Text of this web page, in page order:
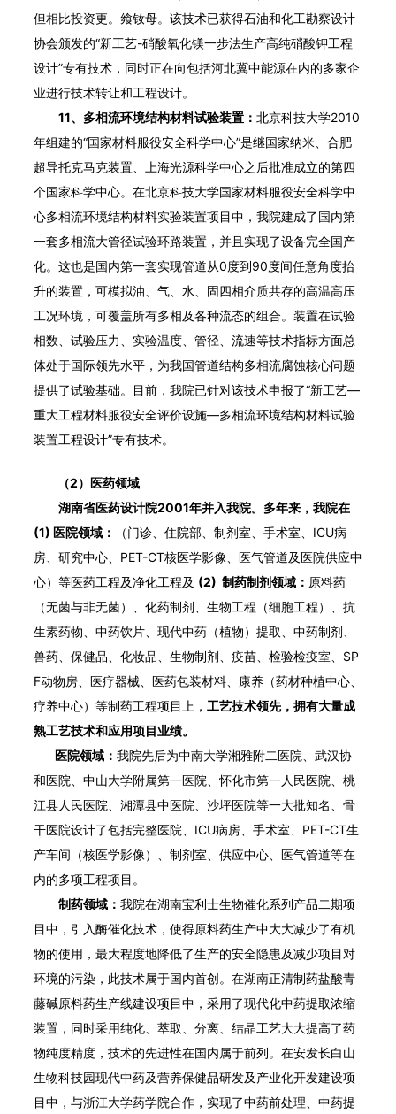
但相比投资更。飨钕母。该技术已获得石油和化工勘察设计
协会颁发的“新工艺-硝酸氧化镁一步法生产高纯硝酸钾工程
设计”专有技术，同时正在向包括河北冀中能源在内的多家企
业进行技术转让和工程设计。
11、多相流环境结构材料试验装置： 北京科技大学2010
年组建的“国家材料服役安全科学中心”是继国家纳米、合肥
超导托克马克装置、上海光源科学中心之后批准成立的第四
个国家科学中心。在北京科技大学国家材料服役安全科学中
心多相流环境结构材料实验装置项目中，我院建成了国内第
一套多相流大管径试验环路装置，并且实现了设备完全国产
化。这也是国内第一套实现管道从0度到90度间任意角度抬
升的装置，可模拟油、气、水、固四相介质共存的高温高压
工况环境，可覆盖所有多相及各种流态的组合。装置在试验
相数、试验压力、实验温度、管径、流速等技术指标方面总
体处于国际领先水平，为我国管道结构多相流腐蚀核心问题
提供了试验基础。目前，我院已针对该技术申报了“新工艺—
重大工程材料服役安全评价设施—多相流环境结构材料试验
装置工程设计”专有技术。
（2）医药领域
湖南省医药设计院2001年并入我院。多年来，我院在
(1) 医院领域：
（门诊、住院部、制剂室、手术室、ICU病
房、研究中心、PET-CT核医学影像、医气管道及医院供应中
心）等医药工程及净化工程及 (2) 制药制剂领域： 原料药
（无菌与非无菌）、化药制剂、生物工程（细胞工程）、抗
生素药物、中药饮片、现代中药（植物）提取、中药制剂、
兽药、保健品、化妆品、生物制剂、疫苗、检验检疫室、SP
F动物房、医疗器械、医药包装材料、康养（药材种植中心、
疗养中心）等制药工程项目上， 工艺技术领先，拥有大量成
熟工艺技术和应用项目业绩。
医院领域： 我院先后为中南大学湘雅附二医院、武汉协
和医院、中山大学附属第一医院、怀化市第一人民医院、桃
江县人民医院、湘潭县中医院、沙坪医院等一大批知名、骨
干医院设计了包括完整医院、ICU病房、手术室、PET-CT生
产车间（核医学影像）、制剂室、供应中心、医气管道等在
内的多项工程项目。
制药领域： 我院在湖南宝利士生物催化系列产品二期项
目中，引入酶催化技术，使得原料药生产中大大减少了有机
物的使用，最大程度地降低了生产的安全隐患及减少项目对
环境的污染，此技术属于国内首创。在湖南正清制药盐酸青
藤碱原料药生产线建设项目中，采用了现代化中药提取浓缩
装置，同时采用纯化、萃取、分离、结晶工艺大大提高了药
物纯度精度，技术的先进性在国内属于前列。在安发长白山
生物科技园现代中药及营养保健品研发及产业化开发建设项
目中，与浙江大学药学院合作，实现了中药前处理、中药提